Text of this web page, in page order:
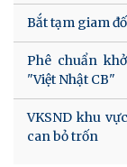
Bắt tạm giam
Phê chuẩn
"Việt Nhật CB"
VKSND khu
can bỏ trốn